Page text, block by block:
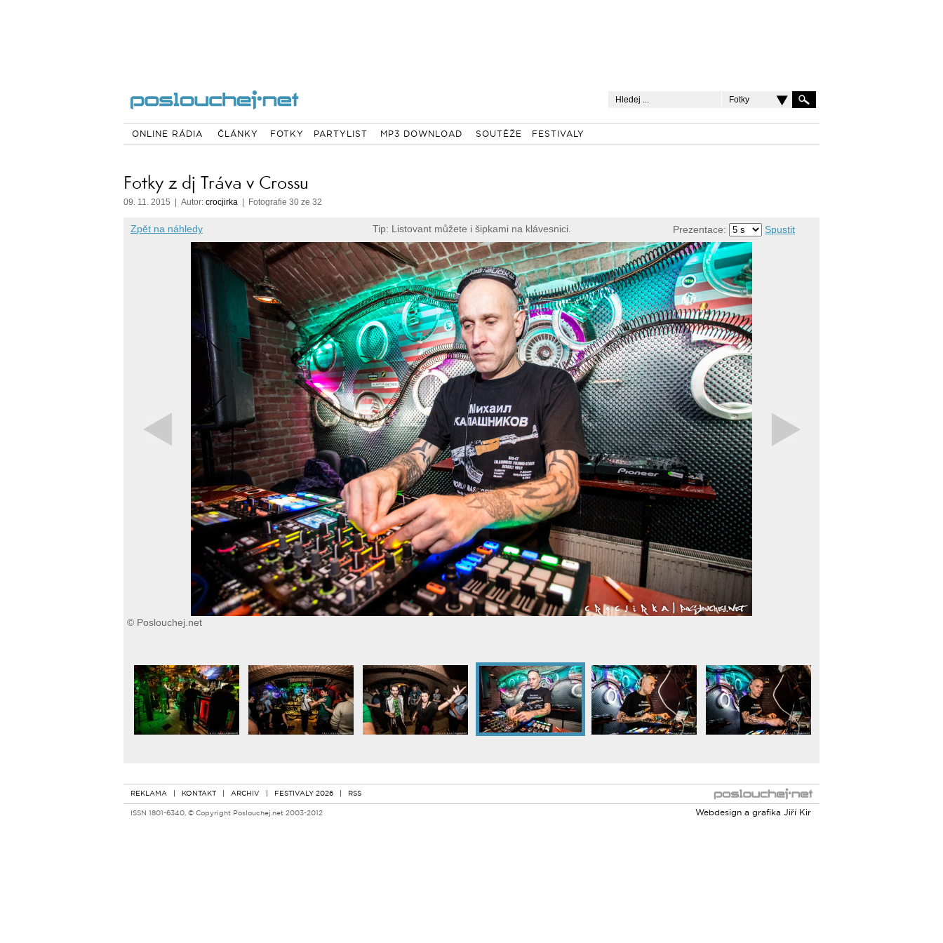
Fotky
ONLINE RÁDIA ČLÁNKY FOTKY PARTYLIST MP3 DOWNLOAD SOUTĚŽE FESTIVALY
Fotky z dj Tráva v Crossu
09. 11. 2015 | Autor: crocjirka | Fotografie 30 ze 32
Zpět na náhledy Tip: Listovant můžete i šipkami na klávesnici. Prezentace: Spustit
© Poslouchej.net
REKLAMA | KONTAKT | ARCHIV | FESTIVALY 2026 | RSS
ISSN 1801-6340, © Copyright Poslouchej.net 2003-2012
Webdesign a grafika Jiří Kir